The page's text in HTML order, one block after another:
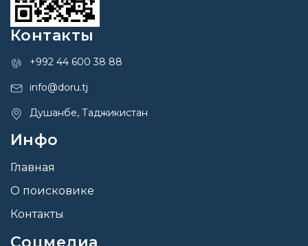
Контакты
+992 44 600 38 88
info@doru.tj
Душанбе, Таджикистан
Инфо
Главная
О поисковике
Контакты